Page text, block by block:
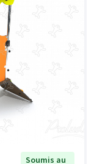
Soumis au